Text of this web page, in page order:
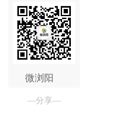
微浏阳
—分享—